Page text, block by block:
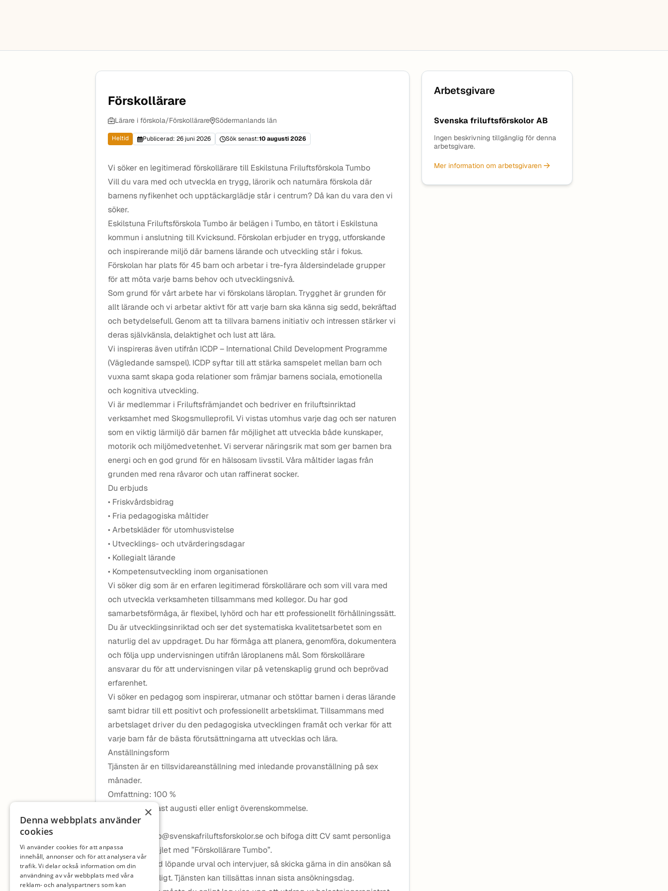
Förskollärare
Lärare i förskola/Förskollärare Södermanlands län
Heltid Publicerad: 26 juni 2026 Sök senast:10 augusti 2026
Vi söker en legitimerad förskollärare till Eskilstuna Friluftsförskola Tumbo
Vill du vara med och utveckla en trygg, lärorik och naturnära förskola där
barnens nyfikenhet och upptäckarglädje står i centrum? Då kan du vara den vi
söker.
Eskilstuna Friluftsförskola Tumbo är belägen i Tumbo, en tätort i Eskilstuna
kommun i anslutning till Kvicksund. Förskolan erbjuder en trygg, utforskande
och inspirerande miljö där barnens lärande och utveckling står i fokus.
Förskolan har plats för 45 barn och arbetar i tre-fyra åldersindelade grupper
för att möta varje barns behov och utvecklingsnivå.
Som grund för vårt arbete har vi förskolans läroplan. Trygghet är grunden för
allt lärande och vi arbetar aktivt för att varje barn ska känna sig sedd, bekräftad
och betydelsefull. Genom att ta tillvara barnens initiativ och intressen stärker vi
deras självkänsla, delaktighet och lust att lära.
Vi inspireras även utifrån ICDP – International Child Development Programme
(Vägledande samspel). ICDP syftar till att stärka samspelet mellan barn och
vuxna samt skapa goda relationer som främjar barnens sociala, emotionella
och kognitiva utveckling.
Vi är medlemmar i Friluftsfrämjandet och bedriver en friluftsinriktad
verksamhet med Skogsmulleprofil. Vi vistas utomhus varje dag och ser naturen
som en viktig lärmiljö där barnen får möjlighet att utveckla både kunskaper,
motorik och miljömedvetenhet. Vi serverar näringsrik mat som ger barnen bra
energi och en god grund för en hälsosam livsstil. Våra måltider lagas från
grunden med rena råvaror och utan raffinerat socker.
Du erbjuds
• Friskvårdsbidrag
• Fria pedagogiska måltider
• Arbetskläder för utomhusvistelse
• Utvecklings- och utvärderingsdagar
• Kollegialt lärande
• Kompetensutveckling inom organisationen
Vi söker dig som är en erfaren legitimerad förskollärare och som vill vara med
och utveckla verksamheten tillsammans med kollegor. Du har god
samarbetsförmåga, är flexibel, lyhörd och har ett professionellt förhållningssätt.
Du är utvecklingsinriktad och ser det systematiska kvalitetsarbetet som en
naturlig del av uppdraget. Du har förmåga att planera, genomföra, dokumentera
och följa upp undervisningen utifrån läroplanens mål. Som förskollärare
ansvarar du för att undervisningen vilar på vetenskaplig grund och beprövad
erfarenhet.
Vi söker en pedagog som inspirerar, utmanar och stöttar barnen i deras lärande
samt bidrar till ett positivt och professionellt arbetsklimat. Tillsammans med
arbetslaget driver du den pedagogiska utvecklingen framåt och verkar för att
varje barn får de bästa förutsättningarna att utvecklas och lära.
Anställningsform
Tjänsten är en tillsvidareanställning med inledande provanställning på sex
månader.
Omfattning: 100 %
Tillträde tidigast augusti eller enligt överenskommelse.
Ansökan
Ansök via jobb@svenskafriluftsforskolor.se och bifoga ditt CV samt personliga
brev. Märk mejlet med ”Förskollärare Tumbo”.
Vi arbetar med löpande urval och intervjuer, så skicka gärna in din ansökan så
snart som möjligt. Tjänsten kan tillsättas innan sista ansökningsdag.
Arbetsgivare
Svenska friluftsförskolor AB
Ingen beskrivning tillgänglig för denna
arbetsgivare.
Mer information om arbetsgivaren
×
Denna webbplats använder
cookies
Vi använder cookies för att anpassa
innehåll, annonser och för att analysera vår
trafik. Vi delar också information om din
användning av vår webbplats med våra
reklam- och analyspartners som kan